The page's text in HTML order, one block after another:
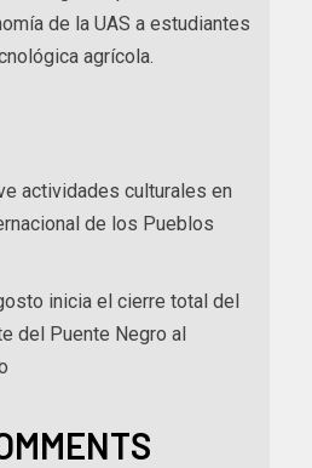
de la UAS a estudiantes
agrícola.
actividades culturales en
de los Pueblos
inicia el cierre total del
del Puente Negro al